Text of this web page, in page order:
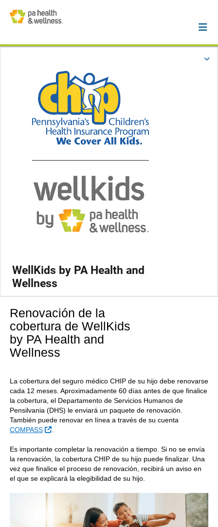
WellKids by PA Health and
Wellness
Renovación de la
cobertura de WellKids
by PA Health and
Wellness
La cobertura del seguro médico CHIP de su hijo debe renovarse
cada 12 meses. Aproximadamente 60 días antes de que finalice
la cobertura, el Departamento de Servicios Humanos de
Pensilvania (DHS) le enviará un paquete de renovación.
También puede renovar en línea a través de su cuenta
COMPASS
External Link
Es importante completar la renovación a tiempo. Si no se envía
la renovación, la cobertura CHIP de su hijo puede finalizar. Una
vez que finalice el proceso de renovación, recibirá un aviso en
el que se explicará la elegibilidad de su hijo.